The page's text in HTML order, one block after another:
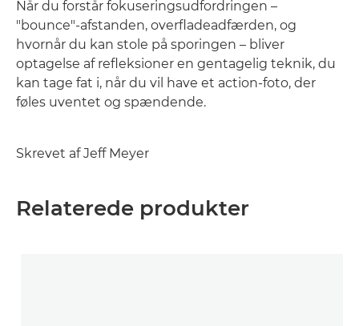
Når du forstår fokuseringsudfordringen –
"bounce"-afstanden, overfladeadfærden, og
hvornår du kan stole på sporingen – bliver
optagelse af refleksioner en gentagelig teknik, du
kan tage fat i, når du vil have et action-foto, der
føles uventet og spændende.
Skrevet af Jeff Meyer
Relaterede produkter